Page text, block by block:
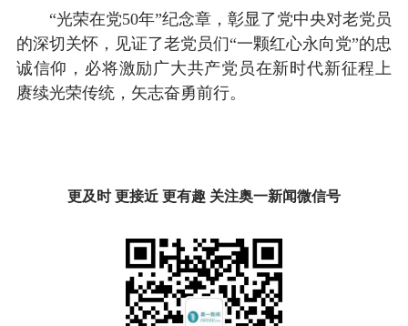
“光荣在党50年”纪念章，彰显了党中央对老党员
的深切关怀，见证了老党员们“一颗红心永向党”的忠
诚信仰，必将激励广大共产党员在新时代新征程上
赓续光荣传统，矢志奋勇前行。
更及时 更接近 更有趣 关注奥一新闻微信号